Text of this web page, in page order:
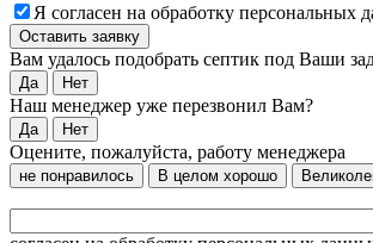
Я согласен на обработку персональных
Вам удалось подобрать септик под Ваши
Да Нет
Наш менеджер уже перезвонил Вам?
Да Нет
Оцените, пожалуйста, работу менеджера
не понравилось В целом хорошо